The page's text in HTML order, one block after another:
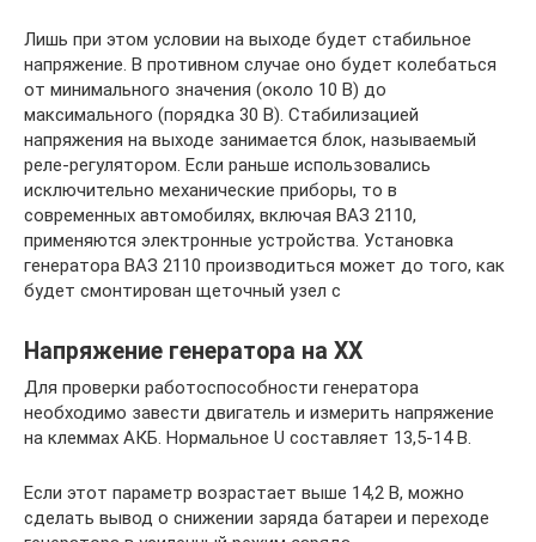
Лишь при этом условии на выходе будет стабильное
напряжение. В противном случае оно будет колебаться
от минимального значения (около 10 В) до
максимального (порядка 30 В). Стабилизацией
напряжения на выходе занимается блок, называемый
реле-регулятором. Если раньше использовались
исключительно механические приборы, то в
современных автомобилях, включая ВАЗ 2110,
применяются электронные устройства. Установка
генератора ВАЗ 2110 производиться может до того, как
будет смонтирован щеточный узел с
Напряжение генератора на ХХ
Для проверки работоспособности генератора
необходимо завести двигатель и измерить напряжение
на клеммах АКБ. Нормальное U составляет 13,5-14 В.
Если этот параметр возрастает выше 14,2 В, можно
сделать вывод о снижении заряда батареи и переходе